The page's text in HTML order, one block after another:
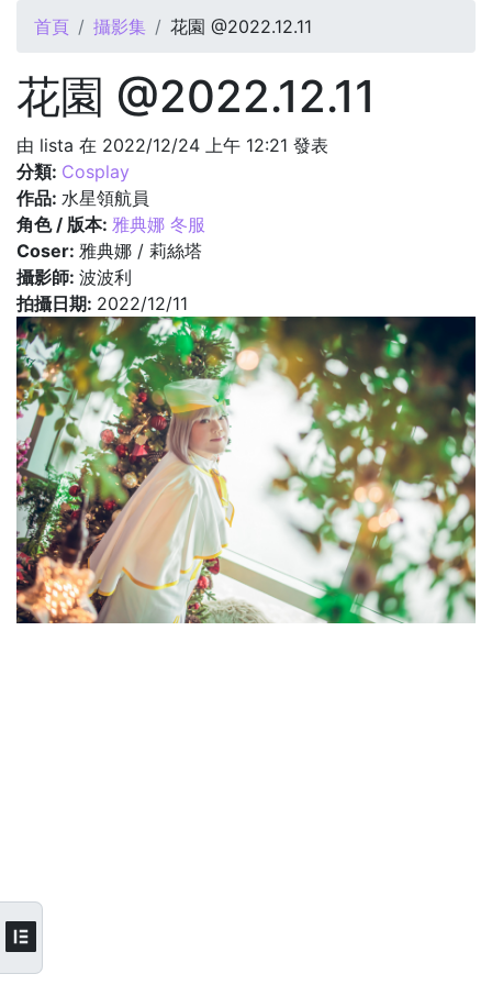
您在這裡
首頁 攝影集 花園 @2022.12.11
花園 @2022.12.11
由 lista 在 2022/12/24 上午 12:21 發表
分類: Cosplay
作品: 水星領航員
角色 / 版本: 雅典娜 冬服
Coser: 雅典娜 / 莉絲塔
攝影師: 波波利
拍攝日期: 2022/12/11